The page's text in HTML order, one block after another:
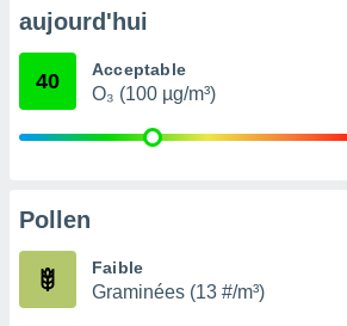
ou
de la
non
aujourd'hui
40 Acceptable
O₃ (100 µg/m³)
Pollen
Faible
Graminées (13 #/m³)